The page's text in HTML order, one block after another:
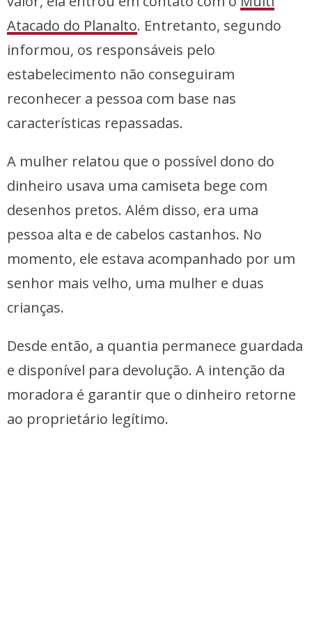
Atacado do Planalto. Entretanto, segundo
informou, os responsáveis pelo
estabelecimento não conseguiram
reconhecer a pessoa com base nas
características repassadas.
A mulher relatou que o possível dono do
dinheiro usava uma camiseta bege com
desenhos pretos. Além disso, era uma
pessoa alta e de cabelos castanhos. No
momento, ele estava acompanhado por um
senhor mais velho, uma mulher e duas
crianças.
Desde então, a quantia permanece guardada
e disponível para devolução. A intenção da
moradora é garantir que o dinheiro retorne
ao proprietário legítimo.